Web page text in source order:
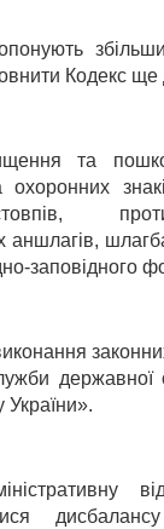
Кодекс
та
охоронних
заповідного
України».